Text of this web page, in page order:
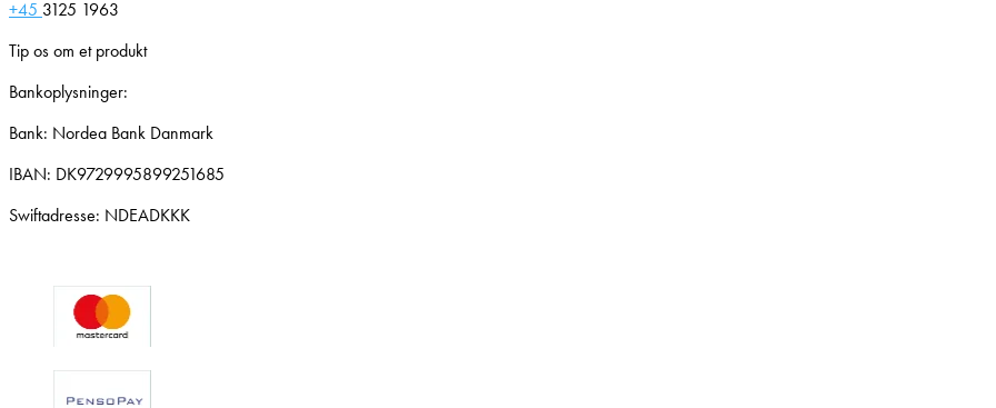
+45 3125 1963
Tip os om et produkt
Bankoplysninger:
Bank: Nordea Bank Danmark
IBAN: DK9729995899251685
Swiftadresse: NDEADKKK